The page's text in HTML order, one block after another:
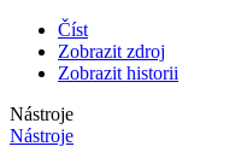
Číst
Zobrazit zdroj
Zobrazit historii
Nástroje
Nástroje